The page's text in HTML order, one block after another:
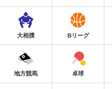
大相撲 Bリーグ
地方競馬 卓球